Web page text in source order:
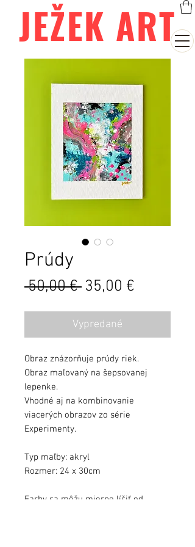
JEŽEK ART
Prúdy
50,00 € Běžná
35,00 €
Vypredané
Obraz znázorňuje prúdy riek.
Obraz maľovaný na šepsovanej
lepenke.
Vhodné aj na kombinovanie
viacerých obrazov zo série
Experimenty.
Typ maľby: akryl
Rozmer: 24 x 30cm
Farby sa môžu mierne líšiť od